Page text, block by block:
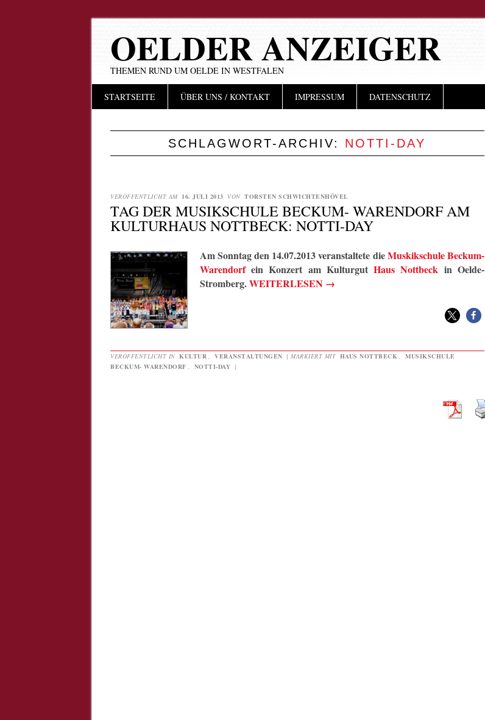
OELDER ANZEIGER
THEMEN RUND UM OELDE IN WESTFALEN
Hauptmenü
InhaltSTARTSEITE ÜBER UNS / KONTAKT IMPRESSUM DATENSCHUTZ
SCHLAGWORT-ARCHIV: NOTTI-DAY
VERÖFFENTLICHT AM 16. JULI 2013 VON TORSTEN SCHWICHTENHÖVEL
TAG DER MUSIKSCHULE BECKUM- WARENDORF AM
KULTURHAUS NOTTBECK: NOTTI-DAY
Am Sonntag den 14.07.2013 veranstaltete dieMuskikschule Beckum-
Warendorfein Konzert am KulturgutHaus Nottbeck in Oelde-
Stromberg.WEITERLESEN →
VERÖFFENTLICHT IN KULTUR VERANSTALTUNGEN | MARKIERT MIT HAUS NOTTBECK
MUSIKSCHULE
BECKUM- WARENDORF
NOTTI-DAY |